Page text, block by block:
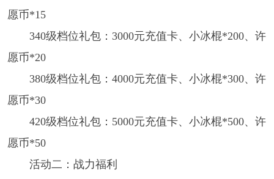
愿币*15
340级档位礼包：3000元充值卡、小冰棍*200、许
愿币*20
380级档位礼包：4000元充值卡、小冰棍*300、许
愿币*30
420级档位礼包：5000元充值卡、小冰棍*500、许
愿币*50
活动二：战力福利